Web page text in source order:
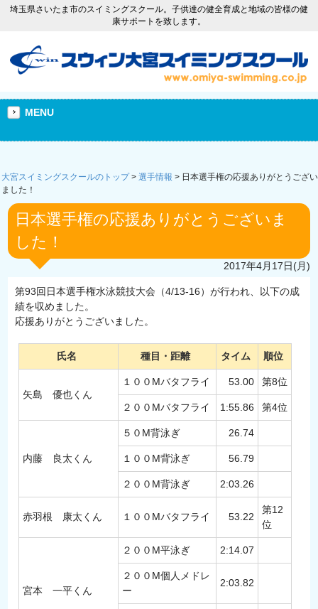
埼玉県さいたま市のスイミングスクール。子供達の健全育成と地域の皆様の健
康サポートを致します。
MENU
大宮スイミングスクールのトップ> 選手情報 > 日本選手権の応援ありがとうござい
ました！
日本選手権の応援ありがとうございま
した！
2017年4月17日(月)
第93回日本選手権水泳競技大会（4/13-16）が行われ、以下の成
績を収めました。
応援ありがとうございました。
氏名 種目・距離 タイム 順位
矢島 優也くん
１００Mバタフライ 53.00 第8位
２００Mバタフライ 1:55.86 第4位
内藤 良太くん
５０M背泳ぎ 26.74
１００M背泳ぎ 56.79
２００M背泳ぎ 2:03.26
赤羽根 康太くん １００Mバタフライ 53.22
第12
位
宮本 一平くん
２００M平泳ぎ 2:14.07
２００M個人メドレ
ー
2:03.82